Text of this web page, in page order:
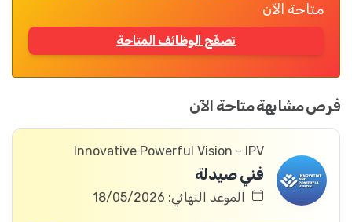
متاحة الآن
تصفّح الوظائف المتاحة
فرص مشابهة متاحة الآن
Innovative Powerful Vision - IPV
فني صيدلة
الموعد النهائي: 18/05/2026